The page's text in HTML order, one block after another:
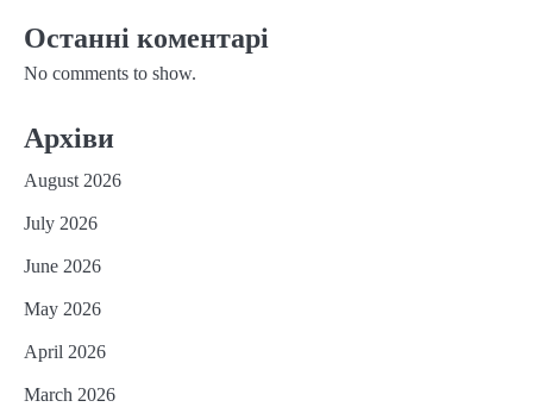
Останні коментарі
No comments to show.
Архіви
August 2026
July 2026
June 2026
May 2026
April 2026
March 2026